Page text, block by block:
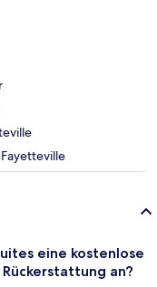
eine kostenlose
an?